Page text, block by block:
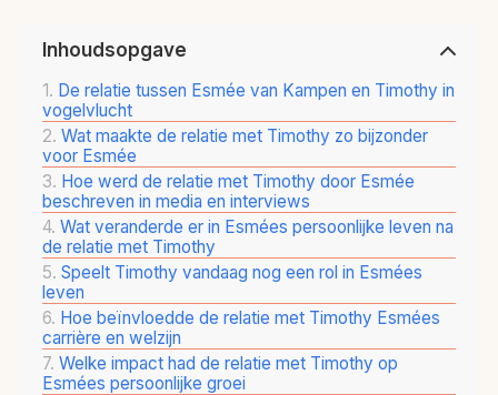
Inhoudsopgave
De relatie tussen Esmée van Kampen en Timothy in
vogelvlucht
Wat maakte de relatie met Timothy zo bijzonder
voor Esmée
Hoe werd de relatie met Timothy door Esmée
beschreven in media en interviews
Wat veranderde er in Esmées persoonlijke leven na
de relatie met Timothy
Speelt Timothy vandaag nog een rol in Esmées
leven
Hoe beïnvloedde de relatie met Timothy Esmées
carrière en welzijn
Welke impact had de relatie met Timothy op
Esmées persoonlijke groei